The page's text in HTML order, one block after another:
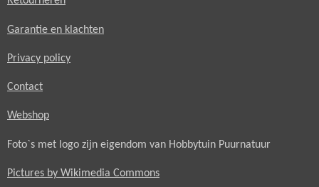
Garantie en klachten
Privacy policy
Contact
Webshop
Foto`s met logo zijn eigendom van Hobbytuin Puurnatuur
Pictures by Wikimedia Commons